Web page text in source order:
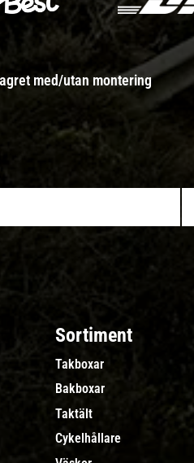
med/utan montering
Sortiment
Takboxar
Bakboxar
Taktält
Cykelhållare